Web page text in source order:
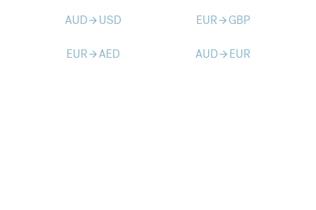
AUDarrow_forward USD EURarrow_forward GBP
EURarrow_forwardAED AUDarrow_forward EUR